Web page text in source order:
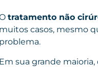
tratamento não
muitos casos, mesmo
problema.
Em sua grande